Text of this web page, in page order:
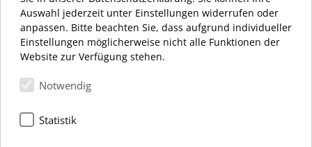
+49 (0) 30 66 69 12 27
Auswahl jederzeit unter Einstellungen widerrufen oder
anpassen. Bitte beachten Sie, dass aufgrund individueller
Einstellungen möglicherweise nicht alle Funktionen der
Website zur Verfügung stehen.
Notwendig
Statistik